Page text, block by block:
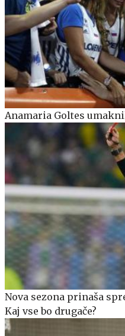
Anamaria Goltes
Nova sezona prinaša
Kaj vse bo drugače?